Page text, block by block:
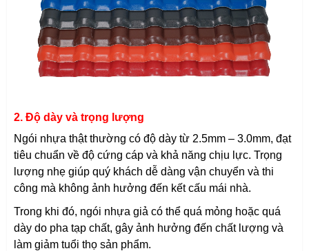
2. Độ dày và trọng lượng
Ngói nhựa thật thường có độ dày từ 2.5mm – 3.0mm, đạt
tiêu chuẩn về độ cứng cáp và khả năng chịu lực. Trọng
lượng nhẹ giúp quý khách dễ dàng vận chuyển và thi
công mà không ảnh hưởng đến kết cấu mái nhà.
Trong khi đó, ngói nhựa giả có thể quá mỏng hoặc quá
dày do pha tạp chất, gây ảnh hưởng đến chất lượng và
làm giảm tuổi thọ sản phẩm.